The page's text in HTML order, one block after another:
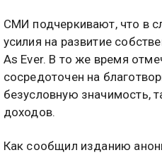
СМИ подчеркивают, что в
усилия на развитие
As Ever. В то же время
сосредоточен на
безусловную значимость,
доходов.
Как сообщил изданию